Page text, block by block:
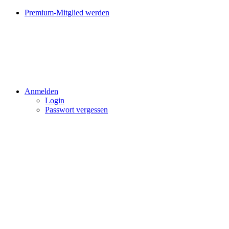
Premium-Mitglied werden
Anmelden
Login
Passwort vergessen